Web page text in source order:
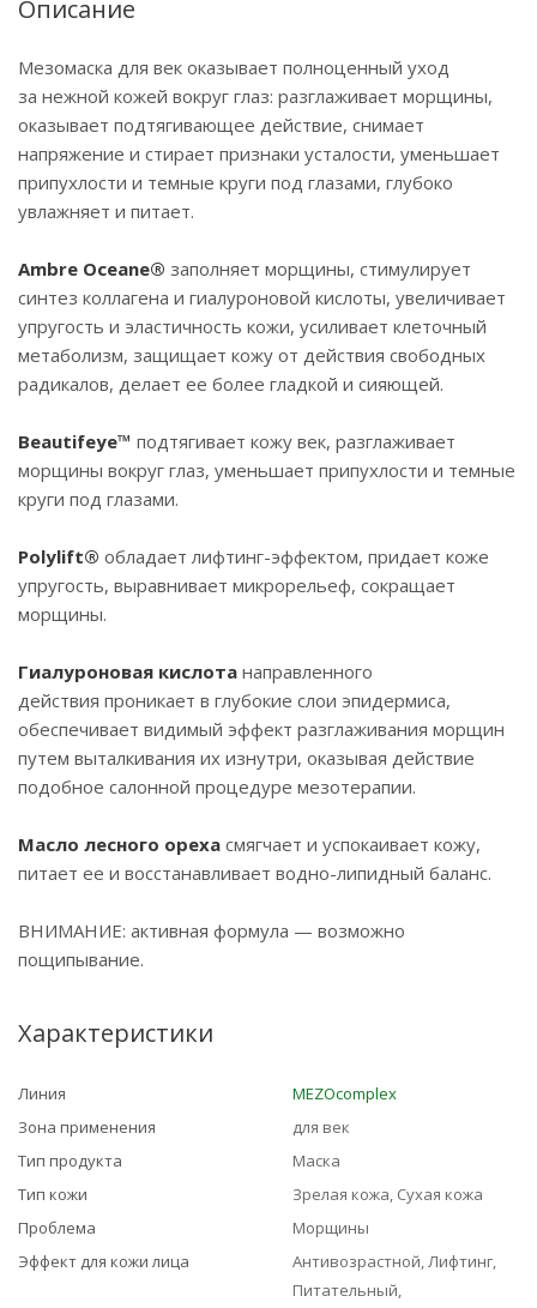
Описание
Мезомаска для век оказывает полноценный уход
за нежной кожей вокруг глаз: разглаживает морщины,
оказывает подтягивающее действие, снимает
напряжение и стирает признаки усталости, уменьшает
припухлости и темные круги под глазами, глубоко
увлажняет и питает.
Ambre Oceane® заполняет морщины, стимулирует
синтез коллагена и гиалуроновой кислоты, увеличивает
упругость и эластичность кожи, усиливает клеточный
метаболизм, защищает кожу от действия свободных
радикалов, делает ее более гладкой и сияющей.
Beautifeye™ подтягивает кожу век, разглаживает
морщины вокруг глаз, уменьшает припухлости и темные
круги под глазами.
Polylift® обладает лифтинг-эффектом, придает коже
упругость, выравнивает микрорельеф, сокращает
морщины.
Гиалуроновая кислота направленного
действия проникает в глубокие слои эпидермиса,
обеспечивает видимый эффект разглаживания морщин
путем выталкивания их изнутри, оказывая действие
подобное салонной процедуре мезотерапии.
Масло лесного ореха смягчает и успокаивает кожу,
питает ее и восстанавливает водно-липидный баланс.
ВНИМАНИЕ: активная формула — возможно
пощипывание.
Характеристики
Линия
MEZOcomplex
Зона применения
для век
Тип продукта
Маска
Тип кожи
Зрелая кожа, Сухая кожа
Проблема
Морщины
Эффект для кожи лица
Антивозрастной, Лифтинг,
Питательный,